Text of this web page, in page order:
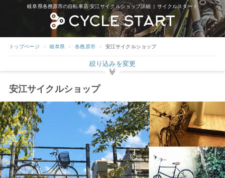
岐阜県各務原市の自転車店 安江サイクルショップ詳細 | サイクルスタート
トップページ 岐阜県 各務原市 安江サイクルショップ
絞り込みを変更
安江サイクルショップ